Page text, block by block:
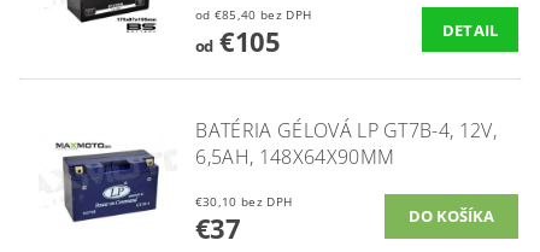
od €85,40 bez DPH
od€105 DETAIL
BATÉRIA GÉLOVÁ LP GT7B-4, 12V,
6,5AH, 148X64X90MM
€30,10 bez DPH
€37